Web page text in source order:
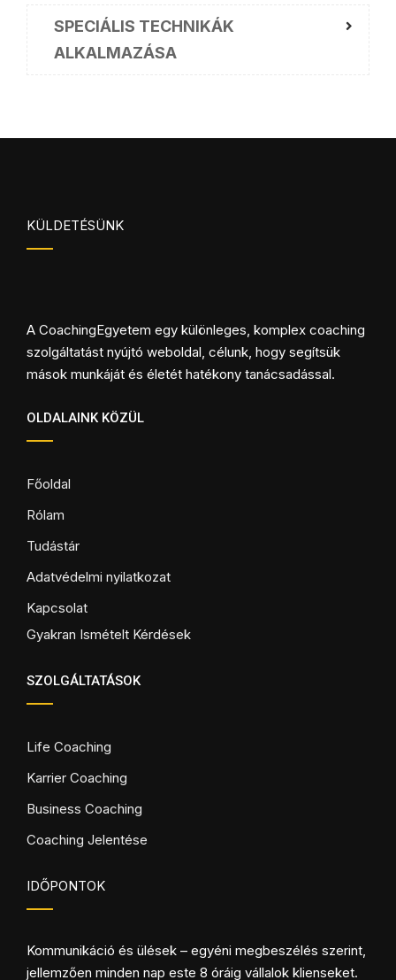
SPECIÁLIS TECHNIKÁK
ALKALMAZÁSA
KÜLDETÉSÜNK
A CoachingEgyetem egy különleges, komplex coaching
szolgáltatást nyújtó weboldal, célunk, hogy segítsük
mások munkáját és életét hatékony tanácsadással.
OLDALAINK KÖZÜL
Főoldal
Rólam
Tudástár
Adatvédelmi nyilatkozat
Kapcsolat
Gyakran Ismételt Kérdések
SZOLGÁLTATÁSOK
Life Coaching
Karrier Coaching
Business Coaching
Coaching Jelentése
IDŐPONTOK
Kommunikáció és ülések – egyéni megbeszélés szerint,
jellemzően minden nap este 8 óráig vállalok klienseket.